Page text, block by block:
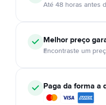
Até 48 horas antes
Melhor preço
Encontraste um
Paga da forma a